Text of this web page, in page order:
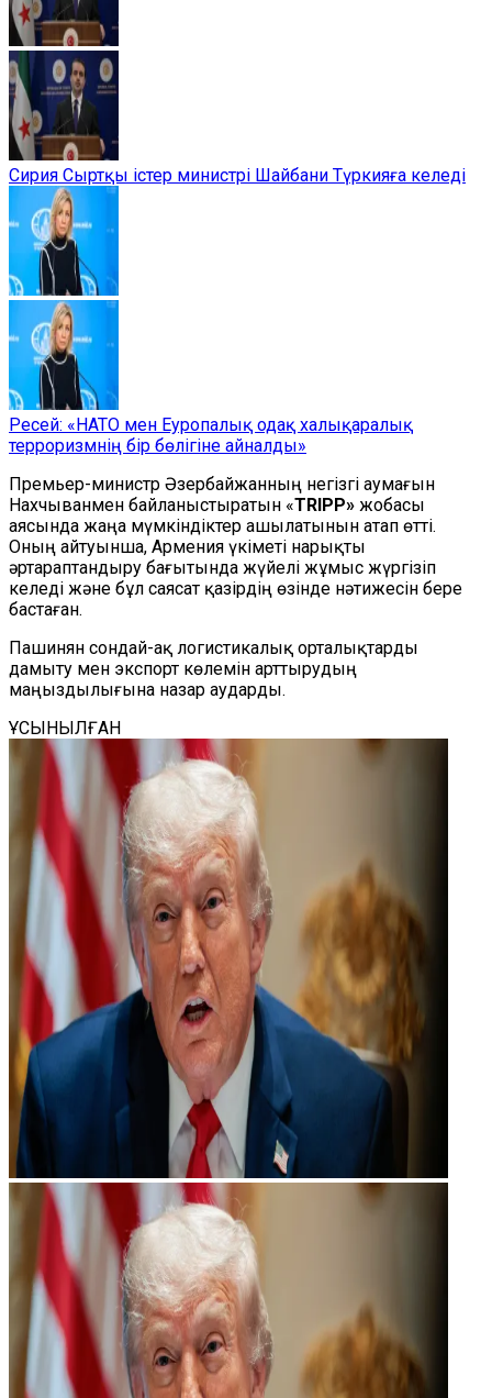
Сирия Сыртқы істер министрі Шайбани Түркияға келеді
Ресей: «НАТО мен Еуропалық одақ халықаралық
терроризмнің бір бөлігіне айналды»
Премьер-министр Әзербайжанның негізгі аумағын
Нахчыванмен байланыстыратын «TRIPP» жобасы
аясында жаңа мүмкіндіктер ашылатынын атап өтті.
Оның айтуынша, Армения үкіметі нарықты
әртараптандыру бағытында жүйелі жұмыс жүргізіп
келеді және бұл саясат қазірдің өзінде нәтижесін бере
бастаған.
Пашинян сондай-ақ логистикалық орталықтарды
дамыту мен экспорт көлемін арттырудың
маңыздылығына назар аударды.
ҰСЫНЫЛҒАН